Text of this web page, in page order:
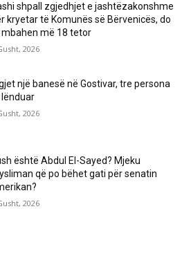
shpall zgjedhjet e jashtëzakonshme
kryetar të Komunës së Bërvenicës, do
më 18 tetor
2026
një banesë në Gostivar, tre persona
2026
është Abdul El-Sayed? Mjeku
që po bëhet gati për senatin
2026